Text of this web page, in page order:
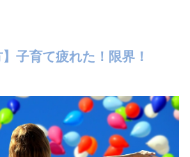
子育て疲れた！限界！